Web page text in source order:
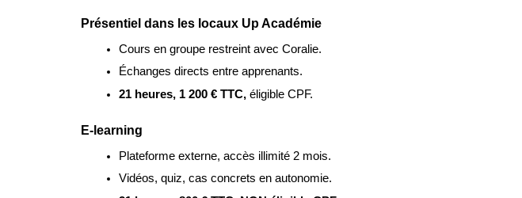
Présentiel dans les locaux Up Académie
Cours en groupe restreint avec Coralie.
Échanges directs entre apprenants.
21 heures, 1 200 € TTC, éligible CPF.
E-learning
Plateforme externe, accès illimité 2 mois.
Vidéos, quiz, cas concrets en autonomie.